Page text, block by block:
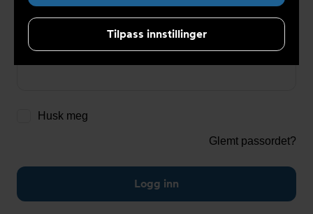
Tilpass innstillinger
Passord
Husk meg
Glemt passordet?